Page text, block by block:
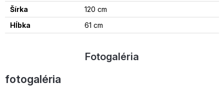
Šírka
120 cm
Hĺbka
61 cm
Fotogaléria
fotogaléria